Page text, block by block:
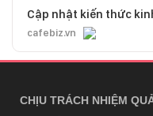
Cập nhật kiến thức
cafebiz.vn
CHỊU TRÁCH NHIỆM